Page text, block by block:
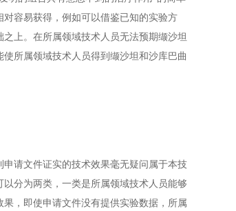
容易获得，例如可以借鉴已知的实验方
上。在所属领域技术人员无法预期缬沙坦
所属领域技术人员得到缬沙坦和沙库巴曲
请文件证实的技术效果毫无疑问属于本技
分为两类，一类是所属领域技术人员能够
，即使申请文件没有提供实验数据，所属